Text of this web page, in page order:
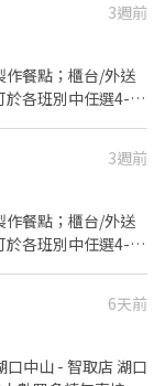
現場訂單及排班狀
靠站點、搭乘時間
微波、冰箱。用餐
＄52,800～
20:00 - 05:00 時薪
：呂’r Neo ➡請
：
傳給我，填寫「姓
媒合安心面試
該該叫但升遷爽歪
高品質的專業服
當之無愧啊啊啊
重的前提，讓服務
每月提撥公司收益
都變得格外有意
清潔步驟執行，解
斷手。 5. 衛浴馬桶
擦擦擦擦到發亮。
專屬資料，下次服
健康換金錢的輪班
不想因為工作缺席
3週前
除了自用也能分享
知
3週前
6天前
口中山 - 智取店 湖口